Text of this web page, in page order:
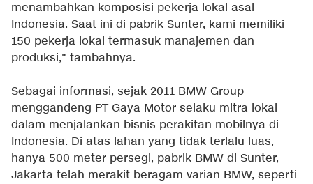
menambahkan komposisi pekerja lokal asal
Indonesia. Saat ini di pabrik Sunter, kami memiliki
150 pekerja lokal termasuk manajemen dan
produksi," tambahnya.
Sebagai informasi, sejak 2011 BMW Group
menggandeng PT Gaya Motor selaku mitra lokal
dalam menjalankan bisnis perakitan mobilnya di
Indonesia. Di atas lahan yang tidak terlalu luas,
hanya 500 meter persegi, pabrik BMW di Sunter,
Jakarta telah merakit beragam varian BMW, seperti